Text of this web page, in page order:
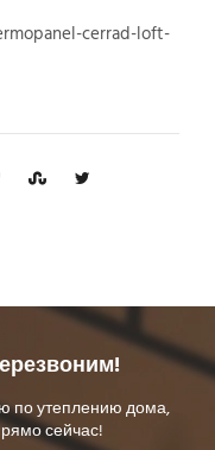
cerrad-loft-
по утеплению дома,
сейчас!